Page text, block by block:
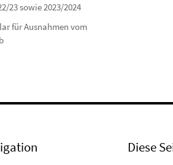
23 sowie 2023/2024
für Ausnahmen vom
Diese